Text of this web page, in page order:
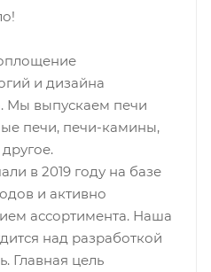
и дизайна
Мы выпускаем печи
печи, печи-камины,
в 2019 году на базе
и активно
ассортимента. Наша
над разработкой
Главная цель